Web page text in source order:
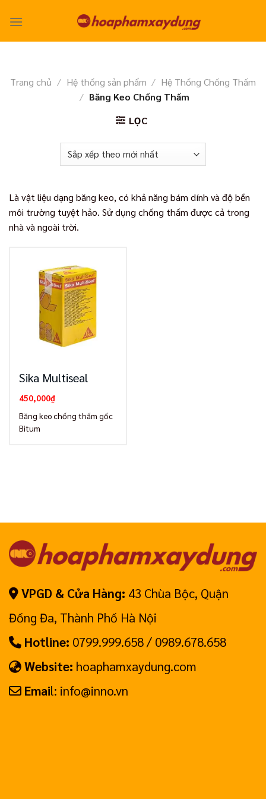
Trang chủ / Hệ thống sản phẩm / Hệ Thống Chống Thấm
/ Băng Keo Chống Thấm
LỌC
Là vật liệu dạng băng keo, có khả năng bám dính và độ bền
môi trường tuyệt hảo. Sử dụng chống thấm được cả trong
nhà và ngoài trời.
Sika Multiseal
450,000₫
Băng keo chống thấm gốc
Bitum
VPGD & Cửa Hàng: 43 Chùa Bộc, Quận
Đống Đa, Thành Phố Hà Nội
Hotline: 0799.999.658 / 0989.678.658
Website: hoaphamxaydung.com
Email: info@inno.vn